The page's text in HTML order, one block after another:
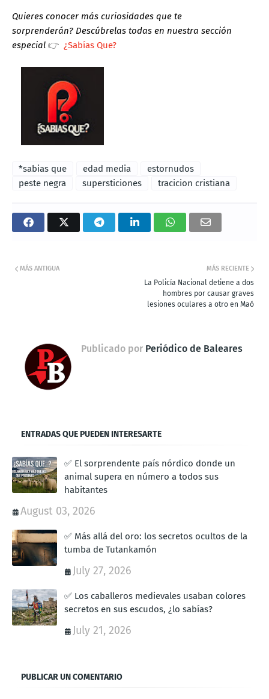
Quieres conocer más curiosidades que te
sorprenderán? Descúbrelas todas en nuestra sección
especial 👉 ¿Sabías Que?
*sabias que edad media
estornudos
peste negra
supersticiones tracicion cristiana
MÁS RECIENTE
La Policía Nacional detiene a dos
hombres por causar graves
lesiones oculares a otro en Maó
MÁS ANTIGUA
Publicado por Periódico de Baleares
ENTRADAS QUE PUEDEN INTERESARTE
✅ El sorprendente país nórdico donde un
animal supera en número a todos sus
habitantes
August 03, 2026
✅ Más allá del oro: los secretos ocultos de la
tumba de Tutankamón
July 27, 2026
✅ Los caballeros medievales usaban colores
secretos en sus escudos, ¿lo sabías?
July 21, 2026
PUBLICAR UN COMENTARIO